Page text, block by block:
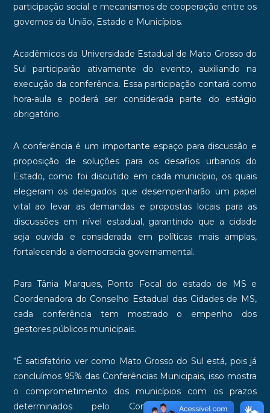
participação social e mecanismos de cooperação entre os
governos da União, Estado e Municípios.
Acadêmicos da Universidade Estadual de Mato Grosso do
Sul participarão ativamente do evento, auxiliando na
execução da conferência. Essa participação contará como
hora-aula e poderá ser considerada parte do estágio
obrigatório.
A conferência é um importante espaço para discussão e
proposição de soluções para os desafios urbanos do
Estado, como foi discutido em cada município, os quais
elegeram os delegados que desempenharão um papel
vital ao levar as demandas e propostas locais para as
discussões em nível estadual, garantindo que a cidade
seja ouvida e considerada em políticas mais amplas,
fortalecendo a democracia governamental.
Para Tânia Marques, Ponto Focal do estado de MS e
Coordenadora do Conselho Estadual das Cidades de MS,
cada conferência tem mostrado o empenho dos
gestores públicos municipais.
“É satisfatório ver como Mato Grosso do Sul está, pois já
concluímos 95% das Conferências Municipais, isso mostra
o comprometimento dos municípios com os prazos
determinados pelo Conselho Nacional das